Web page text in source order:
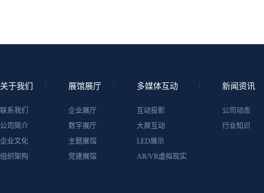
关于我们
联系我们
公司简介
企业文化
组织架构
展馆展厅
企业展厅
数字展厅
主题展馆
党建展馆
多媒体互动
互动投影
大屏互动
LED展示
AR/VR虚拟现实
新闻资讯
公司动态
行业知识